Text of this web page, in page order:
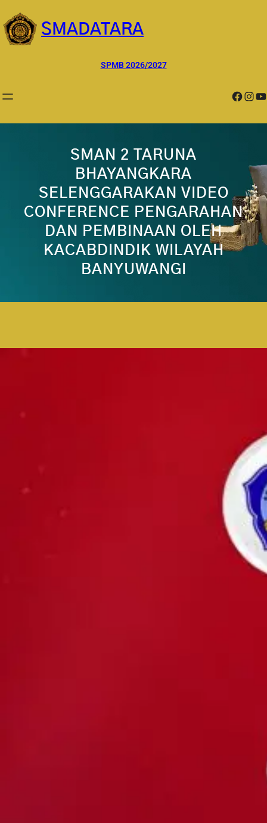
ke
konten
SMADATARA
SPMB 2026/2027
Facebook InstagramYouTube
SMAN 2 TARUNA
BHAYANGKARA
SELENGGARAKAN VIDEO
CONFERENCE PENGARAHAN
DAN PEMBINAAN OLEH
KACABDINDIK WILAYAH
BANYUWANGI